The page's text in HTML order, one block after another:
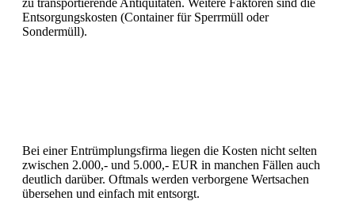
Entsorgungskosten (Container für Sperrmüll oder
Sondermüll).
Bei einer Entrümplungsfirma liegen die Kosten nicht selten
zwischen 2.000,- und 5.000,- EUR in manchen Fällen auch
deutlich darüber. Oftmals werden verborgene Wertsachen
übersehen und einfach mit entsorgt.